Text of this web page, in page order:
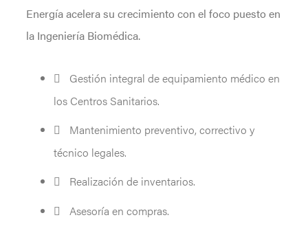
Energía acelera su crecimiento con el foco puesto en
la Ingeniería Biomédica.
Gestión integral de equipamiento médico en
los Centros Sanitarios.
Mantenimiento preventivo, correctivo y
técnico legales.
Realización de inventarios.
Asesoría en compras.